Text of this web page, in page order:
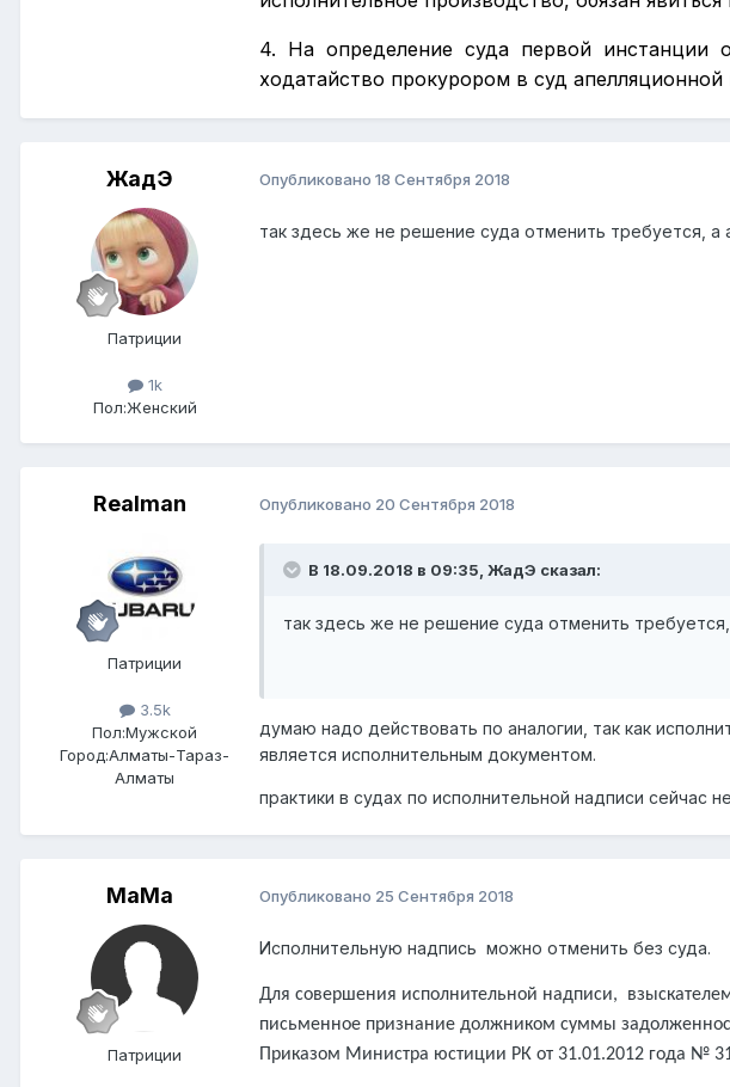
4. На определение суда первой инстанции
ходатайство прокурором в суд
ЖадЭ
Патриции
1k
Пол:Женский
Опубликовано 18 Сентября 2018
так здесь же не решение суда отменить требуется, а
Realman
Патриции
3.5k
Пол:Мужской
Город:Алматы-Тараз-
Алматы
Опубликовано 20 Сентября 2018
В 18.09.2018 в 09:35, ЖадЭ сказал:
так здесь же не решение суда отменить
думаю надо действовать по аналогии, так как
является исполнительным документом.
практики в судах по исполнительной надписи сейчас
МаМа
Патриции
Опубликовано 25 Сентября 2018
Исполнительную надпись можно отменить без суда.
Для совершения исполнительной надписи,
письменное признание должником суммы
Приказом Министра юстиции РК от 31.01.2012 года №